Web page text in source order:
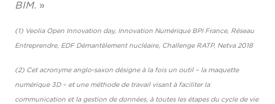
BIM. »
(1) Veolia Open Innovation day, Innovation Numérique BPI France, Réseau
Entreprendre, EDF Démantèlement nucléaire, Challenge RATP, Netva 2018
(2) Cet acronyme anglo-saxon désigne à la fois un outil – la maquette
numérique 3D – et une méthode de travail visant à faciliter la
communication et la gestion de données, à toutes les étapes du cycle de vie